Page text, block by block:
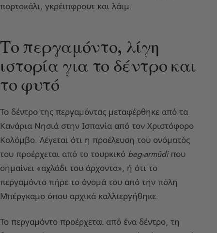
πορτοκάλι, γκρέιπφρουτ και λάιμ.
Το περγαμόντο, λίγη
ιστορία για το δέντρο και
το φυτό
Το δέντρο της περγαμόντας μεταφέρθηκε από τα
Κανάρια Νησιά στην Ισπανία από τον Χριστόφορο
Κολόμβο. Λέγεται ότι η προέλευση του ονόματός
του προέρχεται από το τουρκικό beg-armûdiπου
σημαίνει «αχλάδι του άρχοντα», ή ότι το
περγαμόντο πήρε το όνομά του από την πόλη
Μπέργκαμο όπου αρχικά καλλιεργήθηκε.
Το περγαμόντο προέρχεται από ένα δέντρο, τη